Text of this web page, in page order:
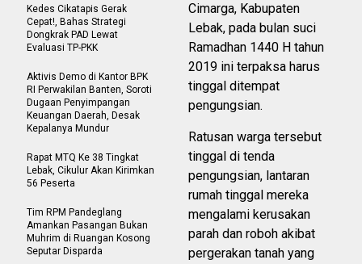
Cimarga, Kabupaten
Lebak, pada bulan suci
Ramadhan 1440 H tahun
2019 ini terpaksa harus
tinggal ditempat
pengungsian.
Ratusan warga tersebut
tinggal di tenda
pengungsian, lantaran
rumah tinggal mereka
mengalami kerusakan
parah dan roboh akibat
pergerakan tanah yang
Kedes Cikatapis Gerak
Cepat!, Bahas Strategi
Dongkrak PAD Lewat
Evaluasi TP-PKK
Aktivis Demo di Kantor BPK
RI Perwakilan Banten, Soroti
Dugaan Penyimpangan
Keuangan Daerah, Desak
Kepalanya Mundur
Rapat MTQ Ke 38 Tingkat
Lebak, Cikulur Akan Kirimkan
56 Peserta
Tim RPM Pandeglang
Amankan Pasangan Bukan
Muhrim di Ruangan Kosong
Seputar Disparda